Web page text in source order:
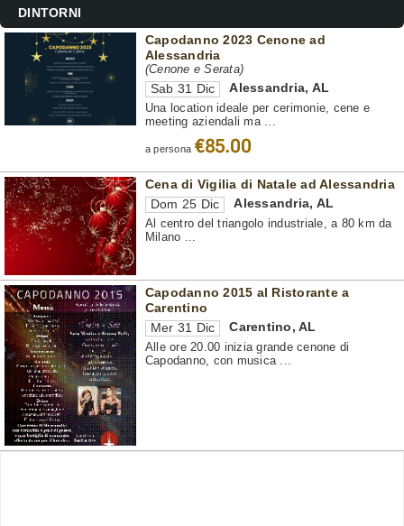
DINTORNI
Capodanno 2023 Cenone ad
Alessandria
(Cenone e Serata)
Sab 31 Dic Alessandria, AL
Una location ideale per cerimonie, cene e
meeting aziendali ma ...
a persona €85.00
Cena di Vigilia di Natale ad Alessandria
Dom 25 Dic Alessandria, AL
Al centro del triangolo industriale, a 80 km da
Milano ...
Capodanno 2015 al Ristorante a
Carentino
Mer 31 Dic Carentino ,AL
Alle ore 20.00 inizia grande cenone di
Capodanno, con musica ...